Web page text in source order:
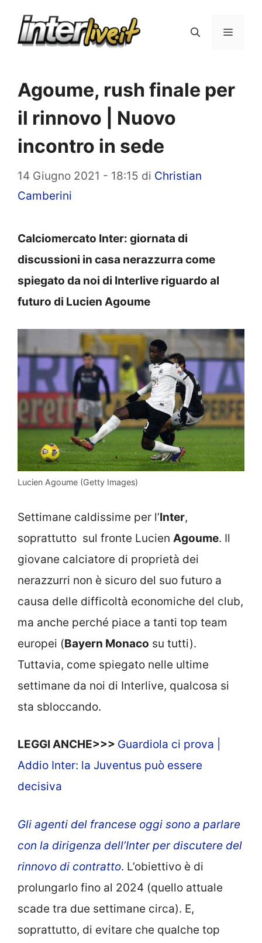
Menu
Agoume, rush finale per
il rinnovo | Nuovo
incontro in sede
14 Giugno 2021 - 18:15 di Christian
Camberini
Calciomercato Inter: giornata di
discussioni in casa nerazzurra come
spiegato da noi di Interlive riguardo al
futuro di Lucien Agoume
Lucien Agoume (Getty Images)
Settimane caldissime per l’Inter,
soprattutto sul fronte Lucien Agoume. Il
giovane calciatore di proprietà dei
nerazzurri non è sicuro del suo futuro a
causa delle difficoltà economiche del club,
ma anche perché piace a tanti top team
europei (Bayern Monaco su tutti).
Tuttavia, come spiegato nelle ultime
settimane da noi di Interlive, qualcosa si
sta sbloccando.
LEGGI ANCHE>>> Guardiola ci prova |
Addio Inter: la Juventus può essere
decisiva
Gli agenti del francese oggi sono a parlare
con la dirigenza dell’Inter per discutere del
rinnovo di contratto. L’obiettivo è di
prolungarlo fino al 2024 (quello attuale
scade tra due settimane circa). E,
soprattutto, di evitare che qualche top